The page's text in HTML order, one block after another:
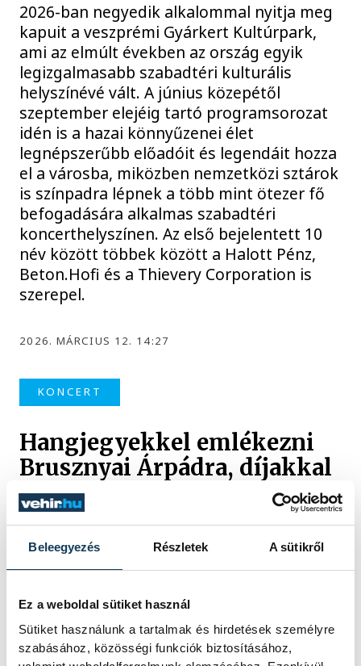
Beleegyezés Részletek A sütikről
Ez a weboldal sütiket használ
Sütiket használunk a tartalmak és hirdetések személyre
szabásához, közösségi funkciók biztosításához,
2026-ban negyedik alkalommal nyitja meg
kapuit a veszprémi Gyárkert Kultúrpark,
ami az elmúlt években az ország egyik
legizgalmasabb szabadtéri kulturális
helyszínévé vált. A június közepétől
szeptember elejéig tartó programsorozat
idén is a hazai könnyűzenei élet
legnépszerűbb előadóit és legendáit hozza
el a városba, miközben nemzetközi sztárok
is színpadra lépnek a több mint ötezer fő
befogadására alkalmas szabadtéri
koncerthelyszínen. Az első bejelentett 10
név között többek között a Halott Pénz,
Beton.Hofi és a Thievery Corporation is
szerepel.
2026. MÁRCIUS 12. 14:27
KONCERT
Hangjegyekkel emlékezni
Brusznyai Árpádra, díjakkal
ápolni a szellemiségét
Szombaton este tartották a Pannon
Egyetem Alulájában Veszprém egyik
hagyományos koncertjét, a Brusznyai-
város 56-os mártírjára emlékeztek, hanem
az ő szellemiségét ápolva a Brusznyai-díjjal
a város egyik pedagógusát és tehetséges